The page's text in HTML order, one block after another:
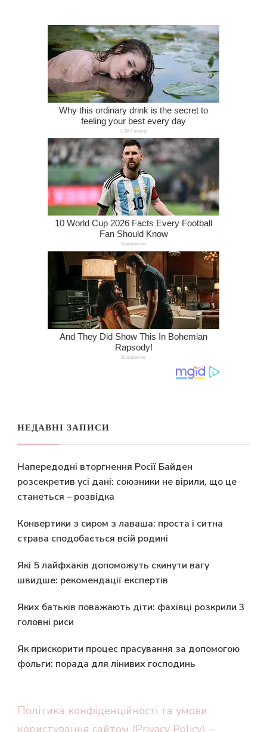
НЕДАВНІ ЗАПИСИ
Напередодні вторгнення Росії Байден
розсекретив усі дані: союзники не вірили, що це
станеться – розвідка
Конвертики з сиром з лаваша: проста і ситна
страва сподобається всій родині
Які 5 лайфхаків допоможуть скинути вагу
швидше: рекомендації експертів
Яких батьків поважають діти: фахівці розкрили 3
головні риси
Як прискорити процес прасування за допомогою
фольги: порада для лінивих господинь
Політика конфіденційності та умови